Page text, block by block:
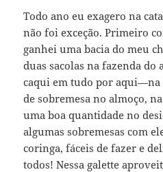
Todo ano eu exagero na
não foi exceção. Primeiro
ganhei uma bacia do meu
duas sacolas na fazenda do
caqui em tudo por aqui—na
de sobremesa no almoço,
uma boa quantidade no
algumas sobremesas com
coringa, fáceis de fazer e
todos! Nessa galette